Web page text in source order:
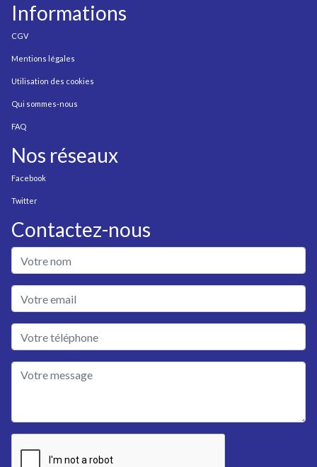
Informations
CGV
Mentions légales
Utilisation des cookies
Qui sommes-nous
FAQ
Nos réseaux
Facebook
Twitter
Contactez-nous